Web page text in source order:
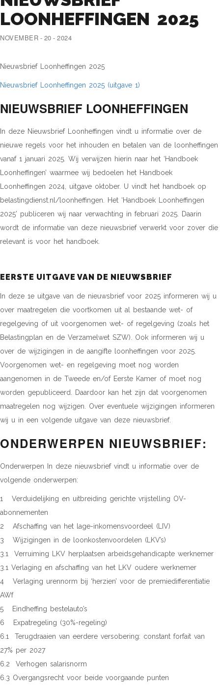
LOONHEFFINGEN 2025
NOVEMBER - 20 - 2024
Nieuwsbrief Loonheffingen 2025
Nieuwsbrief Loonheffingen 2025 (uitgave 1)
NIEUWSBRIEF LOONHEFFINGEN
In deze Nieuwsbrief Loonheffingen vindt u informatie over de
nieuwe regels voor het inhouden en betalen van de loonheffingen
vanaf 1 januari 2025. Wij verwijzen hierin naar het ‘Handboek
Loonheffingen’ waarmee wij bedoelen het Handboek
Loonheffingen 2024, uitgave oktober. U vindt het handboek op
belastingdienst.nl/loonheffingen. Het ‘Handboek Loonheffingen
2025’ publiceren wij naar verwachting in februari 2025. Daarin
wordt de informatie van deze nieuwsbrief verwerkt voor zover die
relevant is voor het handboek.
EERSTE UITGAVE VAN DE NIEUWSBRIEF
In deze 1e uitgave van de nieuwsbrief voor 2025 informeren wij u
over maatregelen die voortkomen uit al bestaande wet- of
regelgeving of uit voorgenomen wet- of regelgeving (zoals het
Belastingplan en de Verzamelwet SZW). Ook informeren wij u
over de wijzigingen in de aangifte loonheffingen voor 2025.
Voorgenomen wet- en regelgeving moet nog worden
aangenomen in de Tweede en/of Eerste Kamer of moet nog
worden gepubliceerd. Daardoor kan het zijn dat voorgenomen
maatregelen nog wijzigen. Over eventuele wijzigingen informeren
wij u in een volgende uitgave van deze nieuwsbrief.
ONDERWERPEN NIEUWSBRIEF:
Onderwerpen In deze nieuwsbrief vindt u informatie over de
volgende onderwerpen:
1 Verduidelijking en uitbreiding gerichte vrijstelling OV-
abonnementen
2 Afschaffing van het lage-inkomensvoordeel (LIV)
3 Wijzigingen in de loonkostenvoordelen (LKV’s)
3.1 Verruiming LKV herplaatsen arbeidsgehandicapte werknemer
3.1 Verlaging en afschaffing van het LKV oudere werknemer
4 Verlaging urennorm bij ‘herzien’ voor de premiedifferentiatie
AWf
5 Eindheffing bestelauto’s
6 Expatregeling (30%-regeling)
6.1 Terugdraaien van eerdere versobering: constant forfait van
27% per 2027
6.2 Verhogen salarisnorm
6.3 Overgangsrecht voor beide voorgaande punten